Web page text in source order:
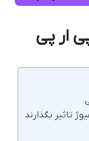
ار پی
تاثیر بگذارند